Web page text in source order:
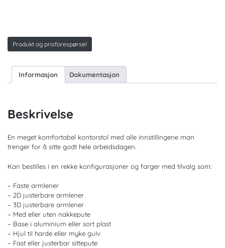
Produkt og prisforespørsel
Informasjon Dokumentasjon
Beskrivelse
En meget komfortabel kontorstol med alle innstillingene man
trenger for å sitte godt hele arbeidsdagen.
Kan bestilles i en rekke konfigurasjoner og farger med tilvalg som:
– Faste armlener
– 2D justerbare armlener
– 3D justerbare armlener
– Med eller uten nakkepute
– Base i aluminium eller sort plast
– Hjul til harde eller myke gulv
– Fast eller justerbar sittepute